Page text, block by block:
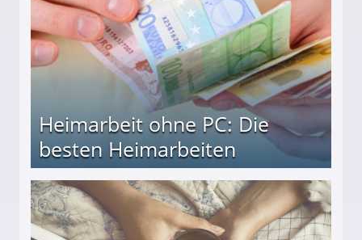
Heimarbeit ohne PC: Die
besten Heimarbeiten